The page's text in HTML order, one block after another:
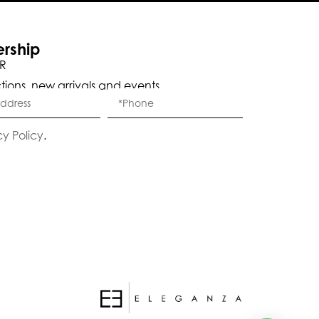
new arrivals and events.
Policy.
Eleganza Israel